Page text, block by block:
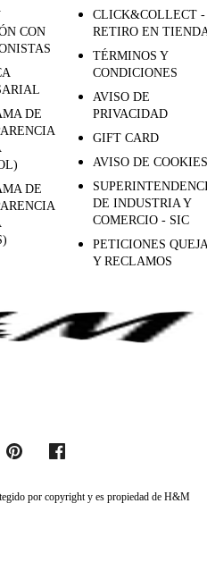
CON
DE
DE
CLICK&COLLECT -
RETIRO EN
TÉRMINOS Y
CONDICIONES
AVISO DE
PRIVACIDAD
GIFT CARD
AVISO DE COOKIES
DE INDUSTRIA Y
COMERCIO - SIC
PETICIONES
Y RECLAMOS
por copyright y es propiedad de H&M